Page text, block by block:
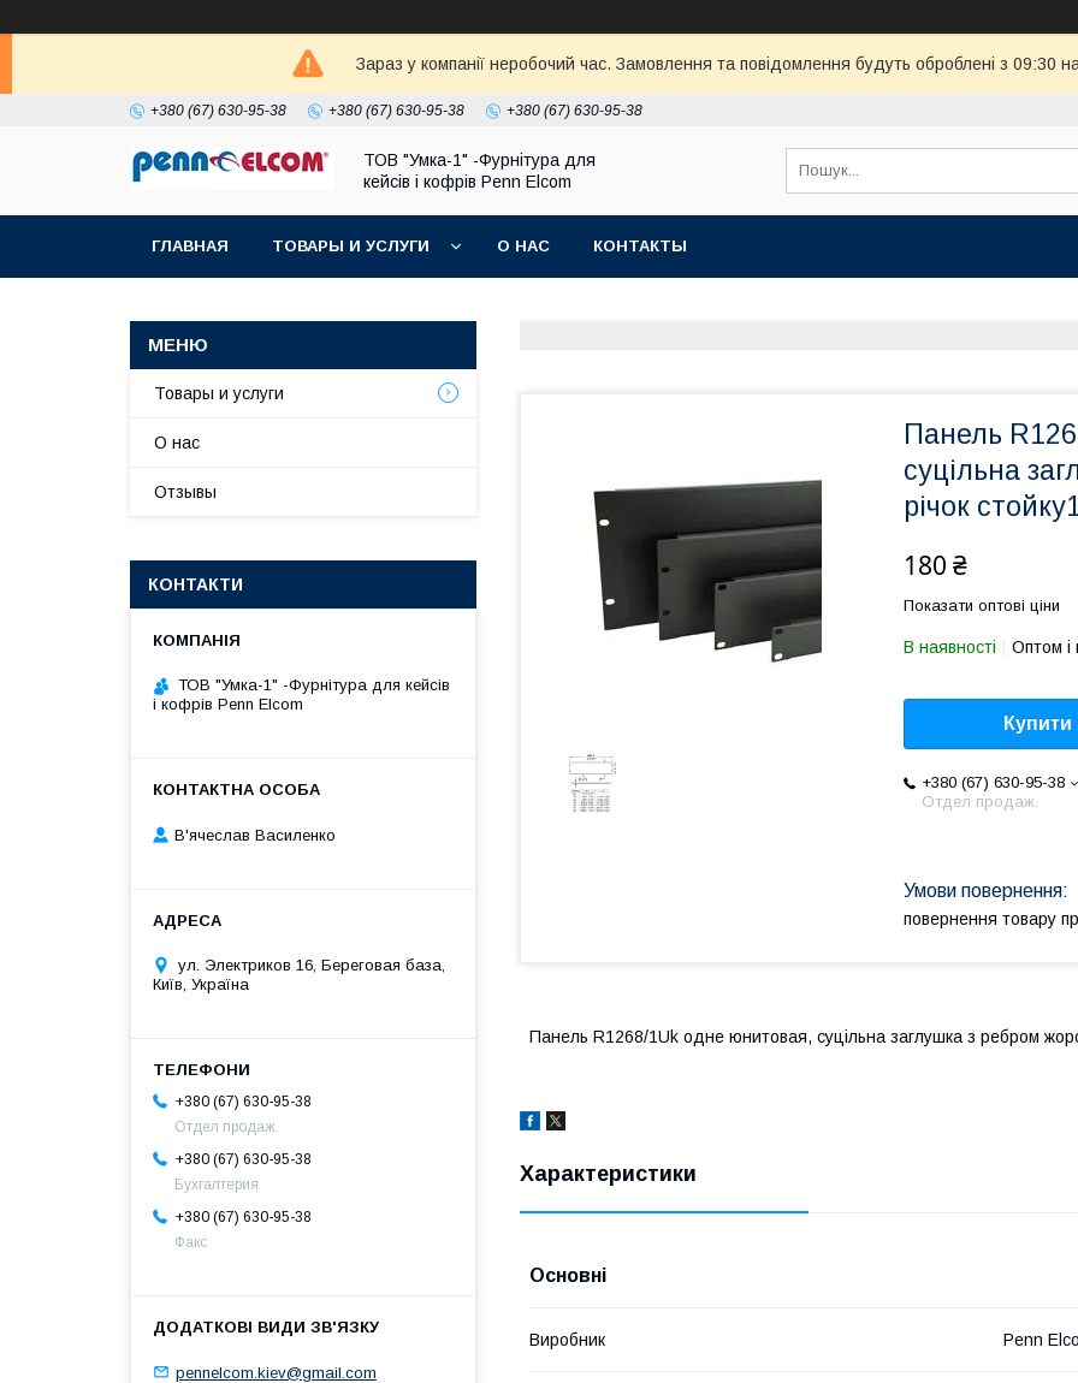
Зараз у компанії неробочий час. Замовлення та повідомлення будуть оброблені з 09:30
+380 (67) 630-95-38 +380 (67) 630-95-38 +380 (67) 630-95-38
ТОВ "Умка-1" -Фурнітура для
кейсів і кофрів Penn Elcom
ГЛАВНАЯ ТОВАРЫ И УСЛУГИ О НАС КОНТАКТЫ
Панель
суцільна
річок
180 ₴
Показати оптові ціни
В наявності Оптом і
Купити
+380 (67) 630-95-38
Отдел продаж.
повернення товару
Панель R1268/1Uk одне юнитовая, суцільна заглушка з ребром
Характеристики
Основні
Виробник Penn
Товары и услуги
О нас
Отзывы
КОНТАКТИ
ТОВ "Умка-1" -Фурнітура для кейсів
і кофрів Penn Elcom
В'ячеслав Василенко
ул. Электриков 16, Береговая база,
Київ, Україна
+380 (67) 630-95-38
Отдел продаж.
+380 (67) 630-95-38
Бухгалтерия
+380 (67) 630-95-38
Факс
pennelcom.kiev@gmail.com